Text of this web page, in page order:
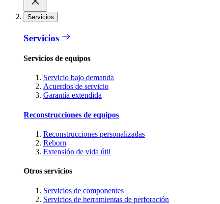
Servicios
Servicios
Servicios de equipos
Servicio bajo demanda
Acuerdos de servicio
Garantía extendida
Reconstrucciones de equipos
Reconstrucciones personalizadas
Reborn
Extensión de vida útil
Otros servicios
Servicios de componentes
Servicios de herramientas de perforación